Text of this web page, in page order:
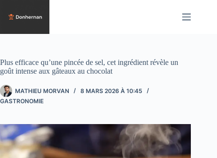
contenu
Plus efficace qu’une pincée de sel, cet ingrédient révèle un
goût intense aux gâteaux au chocolat
MATHIEU MORVAN
8 MARS 2026 À 10:45
GASTRONOMIE